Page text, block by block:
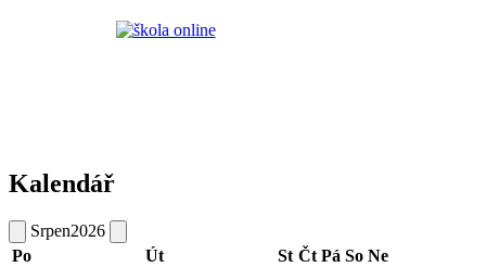
Kalendář
Srpen2026
Po
Út St Čt Pá So Ne